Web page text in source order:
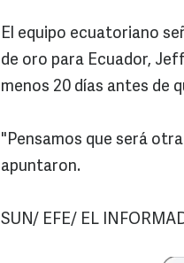
El equipo ecuatoriano
de oro para Ecuador,
menos 20 días antes de
"Pensamos que será
apuntaron.
SUN/ EFE/ EL